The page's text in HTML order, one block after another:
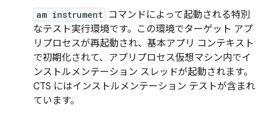
am instrument コマンドによって起動される特別
なテスト実行環境です。この環境でターゲット アプ
リプロセスが再起動され、基本アプリ コンテキスト
で初期化されて、アプリプロセス仮想マシン内でイ
ンストルメンテーション スレッドが起動されます。
CTS にはインストルメンテーション テストが含まれ
ています。